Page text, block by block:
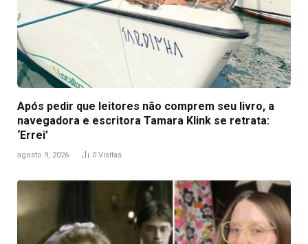
Após pedir que leitores não comprem seu livro, a
navegadora e escritora Tamara Klink se retrata:
‘Errei’
agosto 9, 2026 0 Visitas